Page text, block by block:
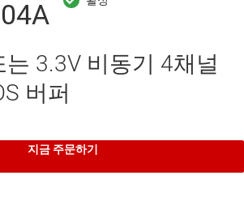
는 3.3V 비동기 4채널
버퍼
지금 주문하기